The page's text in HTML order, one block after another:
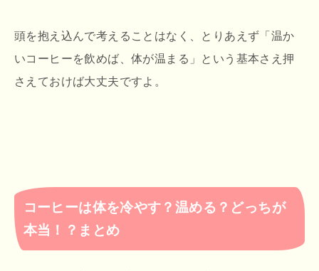
頭を抱え込んで考えることはなく、とりあえず「温か
いコーヒーを飲めば、体が温まる」という基本さえ押
さえておけば大丈夫ですよ。
コーヒーは体を冷やす？温める？どっちが
本当！？まとめ